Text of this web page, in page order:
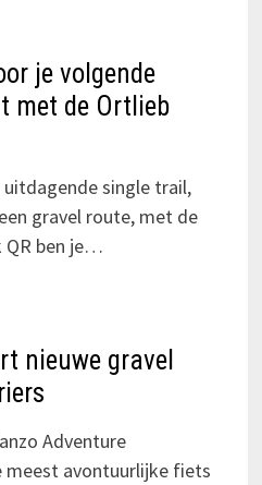
je volgende
met de Ortlieb
single trail,
gravel route, met de
QR ben je…
nieuwe gravel
Adventure
avontuurlijke fiets